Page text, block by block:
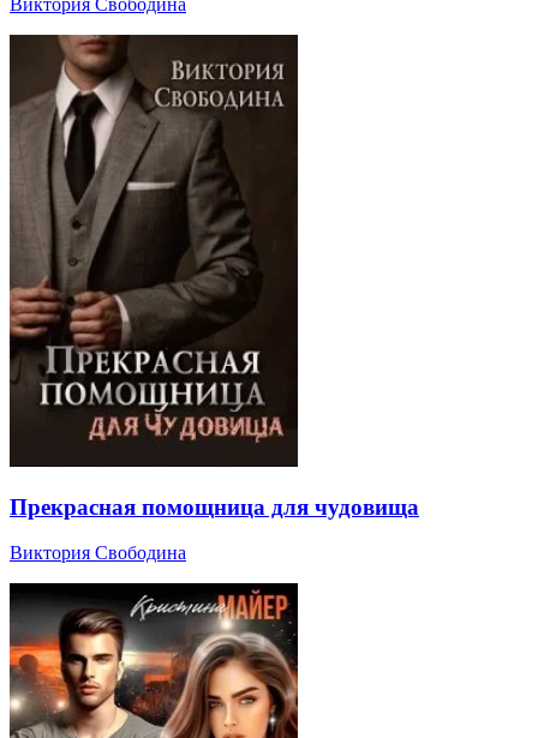
Виктория Свободина
Прекрасная помощница для чудовища
Виктория Свободина